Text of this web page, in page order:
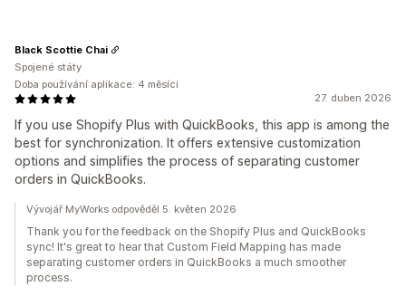
27. duben 2026
If you use Shopify Plus with QuickBooks, this app is among the
best for synchronization. It offers extensive customization
options and simplifies the process of separating customer
orders in QuickBooks.
Black Scottie Chai
Spojené státy
Doba používání aplikace: 4 měsíci
Vývojář MyWorks odpověděl 5. květen 2026
Thank you for the feedback on the Shopify Plus and QuickBooks
sync! It's great to hear that Custom Field Mapping has made
separating customer orders in QuickBooks a much smoother
process.